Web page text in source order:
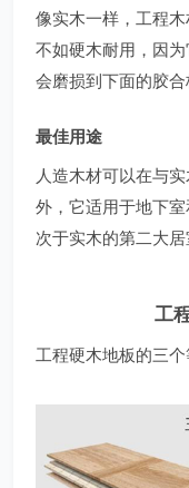
像实木一样，工程
不如硬木耐用，因
会磨损到下面的胶合
最佳用途
人造木材可以在与
外，它适用于地下
次于实木的第二大居
工
工程硬木地板的三个